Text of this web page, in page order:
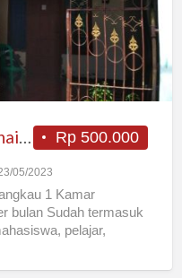
Rp 500.000
Kos Putri TMB Dekat Unair C ITS
05/2023
1 Kamar
bulan Sudah termasuk
pelajar,